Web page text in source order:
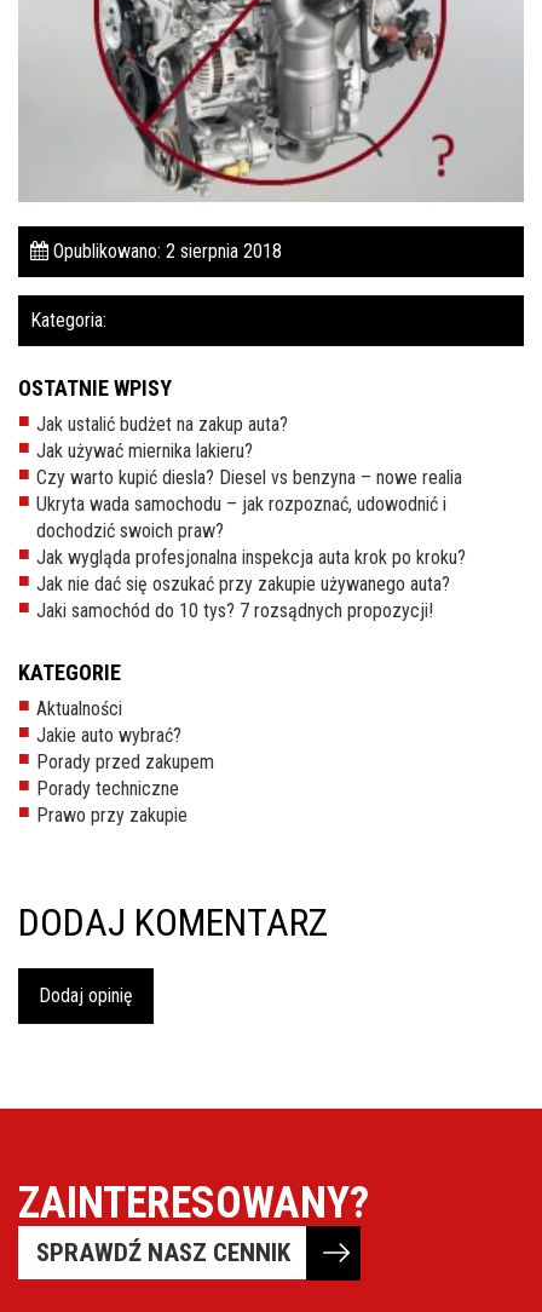
Pomoc w znalezieniu auta w Polsce
Wyszukiwanie samochodu w ogłoszeniach
Blog
Cennik
Kontakt
Zamów inspekcję
505
483
969
kontakt@auto-
inspekcje.pl
26-
Radom,
Woj.
Mazowieckie
Opublikowano: 2 sierpnia 2018
Kategoria:
OSTATNIE WPISY
Jak ustalić budżet na zakup auta?
Jak używać miernika lakieru?
Czy warto kupić diesla? Diesel vs benzyna – nowe realia
Ukryta wada samochodu – jak rozpoznać, udowodnić i
dochodzić swoich praw?
Jak wygląda profesjonalna inspekcja auta krok po kroku?
Jak nie dać się oszukać przy zakupie używanego auta?
Jaki samochód do 10 tys? 7 rozsądnych propozycji!
KATEGORIE
Aktualności
Jakie auto wybrać?
Porady przed zakupem
Porady techniczne
Prawo przy zakupie
DODAJ KOMENTARZ
Dodaj opinię
ZAINTERESOWANY?
SPRAWDŹ NASZ CENNIK